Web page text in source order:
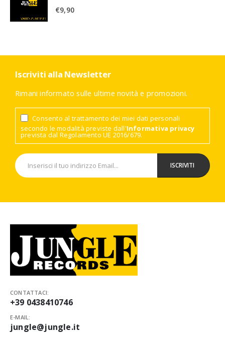
€9,90
Iscriviti alla Newsletter
Rimani informato sulle ultime novità e promozioni.
Consento al trattamento dei miei dati personali
secondo le modalità previste dall'Informativa privacy
prevista dal Regolamento UE 2016/679.
CONTATTACI:
+39 0438410746
E-MAIL:
jungle@jungle.it